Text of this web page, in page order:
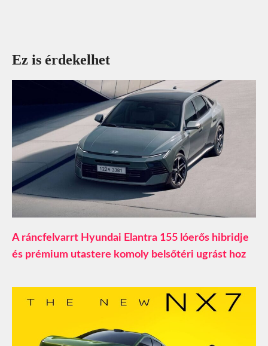
Ez is érdekelhet
A ráncfelvarrt Hyundai Elantra 155 lóerős hibridje
és prémium utastere komoly belsőtéri ugrást hoz